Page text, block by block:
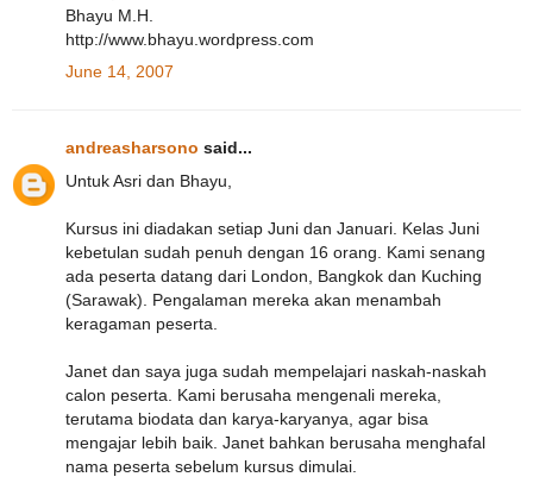
Bhayu M.H.
http://www.bhayu.wordpress.com
June 14, 2007
andreasharsono said...
Untuk Asri dan Bhayu,
Kursus ini diadakan setiap Juni dan Januari. Kelas Juni
kebetulan sudah penuh dengan 16 orang. Kami senang
ada peserta datang dari London, Bangkok dan Kuching
(Sarawak). Pengalaman mereka akan menambah
keragaman peserta.
Janet dan saya juga sudah mempelajari naskah-naskah
calon peserta. Kami berusaha mengenali mereka,
terutama biodata dan karya-karyanya, agar bisa
mengajar lebih baik. Janet bahkan berusaha menghafal
nama peserta sebelum kursus dimulai.